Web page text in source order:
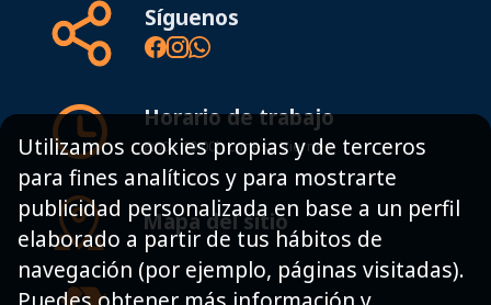
Síguenos
Horario de trabajo
8:00 - 19:00h Lunes - Viernes
Mapa del sitio
Utilizamos cookies propias y de terceros
para fines analíticos y para mostrarte
publicidad personalizada en base a un perfil
elaborado a partir de tus hábitos de
navegación (por ejemplo, páginas visitadas).